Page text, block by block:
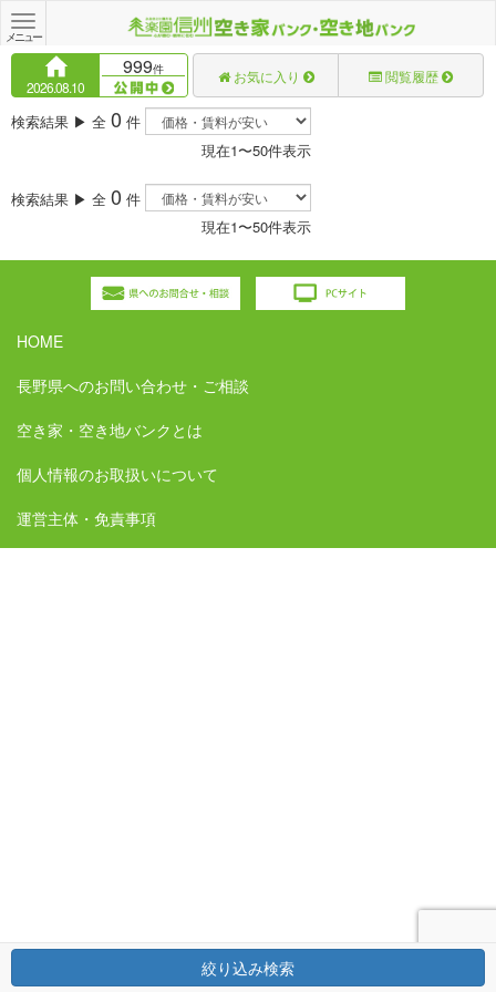
Toggle
navigation
メニュー
2026.08.10
999件 お気に入り 閲覧履歴
検索結果 ▶ 全 0 件
現在1〜50件表示
検索結果 ▶ 全 0 件
現在1〜50件表示
絞り込み検索
HOME
長野県へのお問い合わせ・ご相談
空き家・空き地バンクとは
個人情報のお取扱いについて
運営主体・免責事項